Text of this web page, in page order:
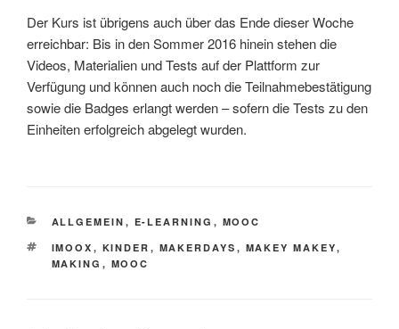
Der Kurs ist übrigens auch über das Ende dieser Woche
erreichbar: Bis in den Sommer 2016 hinein stehen die
Videos, Materialien und Tests auf der Plattform zur
Verfügung und können auch noch die Teilnahmebestätigung
sowie die Badges erlangt werden – sofern die Tests zu den
Einheiten erfolgreich abgelegt wurden.
KATEGORIEN
ALLGEMEIN , E-LEARNING , MOOC
SCHLAGWÖRTER
IMOOX , KINDER , MAKERDAYS , MAKEY MAKEY,
MAKING , MOOC